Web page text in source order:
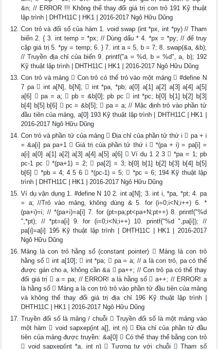
&n; // ERROR !!! Không thể thay đổi giá trị con trỏ 191 Kỹ thuật
lập trình | DHTH11C | HK1 | 2016-2017 Ngô Hữu Dũng
Con trỏ và đối số của hàm 1. void swap (int *px, int *py) // Tham
biến 2. { 3. int temp = *px; // Dùng dấu * 4. *px = *py; // để truy
cập giá trị 5. *py = temp; 6. } 7. int a = 5, b = 7; 8. swap(&a, &b);
// Truyền địa chỉ của biến 9. printf("a = %d, b = %d", a, b); 192
Kỹ thuật lập trình | DHTH11C | HK1 | 2016-2017 Ngô Hữu Dũng
Con trỏ và mảng  Con trỏ có thể trỏ vào một mảng  #define N
7 pa  int a[N], b[N];  int *pa, *pb; a[0] a[1] a[2] a[3] a[4] a[5]
a[6]  pa = a;  pb = &b[0]; pb pc  int *pc; b[0] b[1] b[2] b[3]
b[4] b[5] b[6]  pc = &b[5];  pa = a; // Mặc định trỏ vào phần tử
đầu tiên của mảng, a[0] 193 Kỹ thuật lập trình | DHTH11C | HK1 |
2016-2017 Ngô Hữu Dũng
Con trỏ và phần tử của mảng  Địa chỉ của phần tử thứ i  pa + i
= &a[i] pa pa+1  Giá trị của phần tử thứ i  *(pa + i) = pa[i] =
a[i] a[0] a[1] a[2] a[3] a[4] a[5] a[6]  Ví dụ 1 2 3  *pa = 1; pb
pc-1 pc  *(pa+1) = 2;  pa[2] = 3; b[0] b[1] b[2] b[3] b[4] b[5]
b[6]  *pb = 4; 4 5 6  *(pc-1) = 5;  *pc = 6; 194 Kỹ thuật lập
trình | DHTH11C | HK1 | 2016-2017 Ngô Hữu Dũng
Ví dụ vận dụng 1. #define N 10 2. int a[N]; 3. int i, *pa, *pt; 4. pa
= a; //Trỏ vào mảng, không dùng & 5. for (i=0;i<N;i++) 6. *
(pa+i)=i; // *(pa+i)=a[i] 7. for (pt=pa;pt<pa+N;pt++) 8. printf("%d
",*pt); // *pt=a[i] 9. for (i=0;i<N;i++) 10. printf("%d ",pa[i]); //
pa[i]=a[i] 195 Kỹ thuật lập trình | DHTH11C | HK1 | 2016-2017
Ngô Hữu Dũng
Mảng là con trỏ hằng số (constant pointer)  Mảng là con trỏ
hằng số  int a[10];  int *pa;  pa = a; // a là con trỏ, pa có thể
được gán cho a, không cần &a  pa++; // Con trỏ pa có thể thay
đổi giá trị  a = pa; // ERROR! a là hằng số  a++; // ERROR! a
là hằng số  Mảng a là con trỏ trỏ vào phần tử đầu tiên của mảng
và không thể thay đổi giá trị địa chỉ 196 Kỹ thuật lập trình |
DHTH11C | HK1 | 2016-2017 Ngô Hữu Dũng
Truyền đối số là mảng / chuỗi  Truyền đối số là một mảng vào
một hàm  void sapxep(int a[], int n)  Địa chỉ của phần tử đầu
tiên của mảng được truyền: &a[0]  Có thể thay thế bằng con trỏ
 void sapxep(int *a, int n)  Tương tự với chuỗi  Tham số